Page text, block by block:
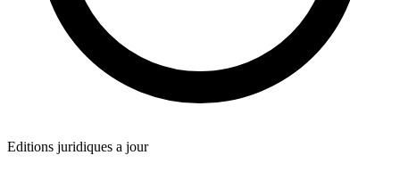
Editions juridiques a jour